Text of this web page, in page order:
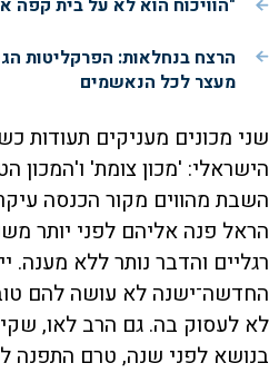
"הוויכוח הוא לא על בית קפה
הרצח בנחלאות: הפרקליטות
מעצר לכל הנאשמים
שני מכונים מעניקים תעודות
הישראלי: 'מכון צומת' ו'המכון
השבת מהווים מקור הכנסה
הראל פנה אליהם לפני יותר
רגליים והדבר נותר ללא מענה.
החדשה־ישנה לא עושה להם
לא לעסוק בה. גם הרב לאו,
בנושא לפני שנה, טרם התפנה